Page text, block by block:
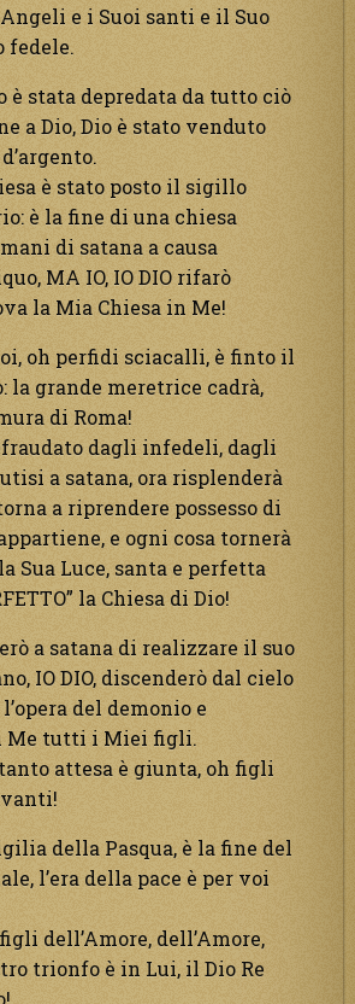
e i Suoi santi e il Suo
fedele.
è stata depredata da tutto ciò
a Dio, Dio è stato venduto
è stato posto il sigillo
è la fine di una chiesa
di satana a causa
MA IO, IO DIO rifarò
la Mia Chiesa in Me!
oh perfidi sciacalli, è finto il
la grande meretrice cadrà,
di Roma!
dagli infedeli, dagli
a satana, ora risplenderà
a riprendere possesso di
e ogni cosa tornerà
Sua Luce, santa e perfetta
la Chiesa di Dio!
a satana di realizzare il suo
IO DIO, discenderò dal cielo
del demonio e
Me tutti i Miei figli.
attesa è giunta, oh figli
della Pasqua, è la fine del
l’era della pace è per voi
dell’Amore, dell’Amore,
trionfo è in Lui, il Dio Re